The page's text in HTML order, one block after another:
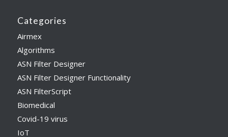
Categories
Airmex
Algorithms
ASN Filter Designer
ASN Filter Designer Functionality
ASN FilterScript
Biomedical
Covid-19 virus
IoT